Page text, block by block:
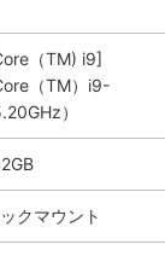
（TM) i9]
（TM）i9-
）
クマウント